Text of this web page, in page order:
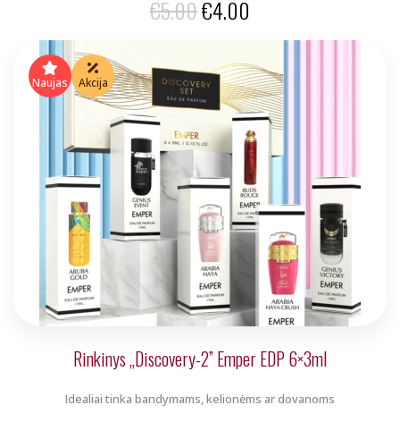
€5.00Original
was:
€5.00.
€4.00
price
is:
€4.00.
Naujas Akcija
Rinkinys „Discovery-2” Emper EDP 6×3ml
Idealiai tinka bandymams, kelionėms ar dovanoms